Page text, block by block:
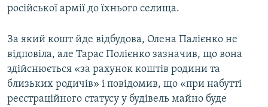
російської армії до їхнього селища.
За який кошт йде відбудова, Олена Палієнко не
відповіла, але Тарас Полієнко зазначив, що вона
здійснюється «за рахунок коштів родини та
близьких родичів» і повідомив, що «при набутті
реєстраційного статусу у будівель майно буде